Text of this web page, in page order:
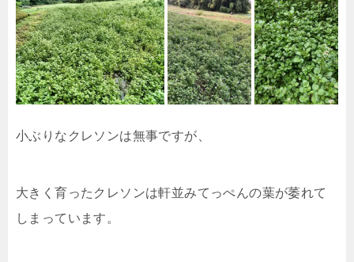
小ぶりなクレソンは無事ですが、
大きく育ったクレソンは軒並みてっぺんの葉が萎れて
しまっています。